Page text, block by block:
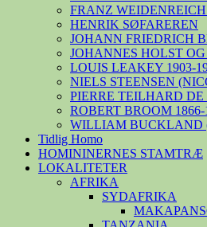
FRANZ WEIDENREICH
HENRIK SØFAREREN
JOHANN FRIEDRICH
JOHANNES HOLST
LOUIS LEAKEY 1903-
NIELS STEENSEN
PIERRE TEILHARD DE
ROBERT BROOM 1866-
WILLIAM BUCKLAND
Tidlig Homo
HOMININERNES STAMTRÆ
LOKALITETER
AFRIKA
SYDAFRIKA